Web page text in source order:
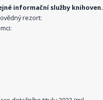
informační služby knihoven.
rezort: